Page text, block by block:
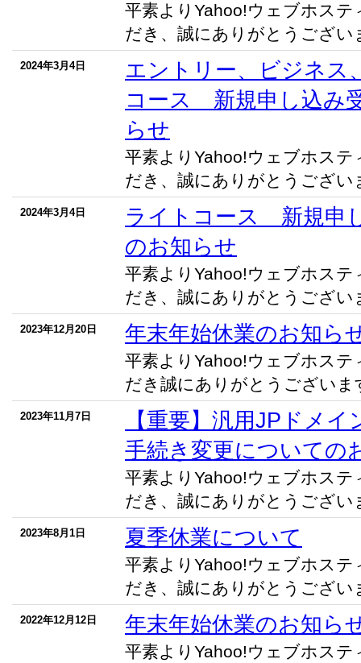
平素よりYahoo!ウェブホス
だき、誠にありがとうござい
2024年3月4日
エントリー、ビジネス
コース 新規申し込み
らせ
平素よりYahoo!ウェブホス
だき、誠にありがとうござい
2024年3月4日
ライトコース 新規申
のお知らせ
平素よりYahoo!ウェブホス
だき、誠にありがとうござい
2023年12月20日 年末年始休業のお知ら
平素よりYahoo!ウェブホス
だき誠にありがとうございま
2023年11月7日
【重要】汎用JPドメ
手続き変更についての
平素よりYahoo!ウェブホス
だき、誠にありがとうござい
2023年8月1日 夏季休業について
平素よりYahoo!ウェブホス
だき、誠にありがとうござい
2022年12月12日 年末年始休業のお知ら
平素よりYahoo!ウェブホス